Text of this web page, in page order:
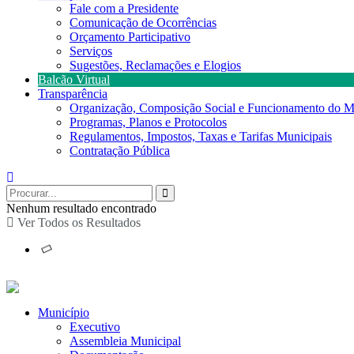
Fale com a Presidente
Comunicação de Ocorrências
Orçamento Participativo
Serviços
Sugestões, Reclamações e Elogios
Balcão Virtual
Transparência
Organização, Composição Social e Funcionamento do
Programas, Planos e Protocolos
Regulamentos, Impostos, Taxas e Tarifas Municipais
Contratação Pública
Nenhum resultado encontrado
Ver Todos os Resultados
Município
Executivo
Assembleia Municipal